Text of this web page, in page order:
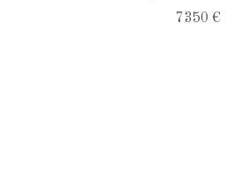
7 350 €